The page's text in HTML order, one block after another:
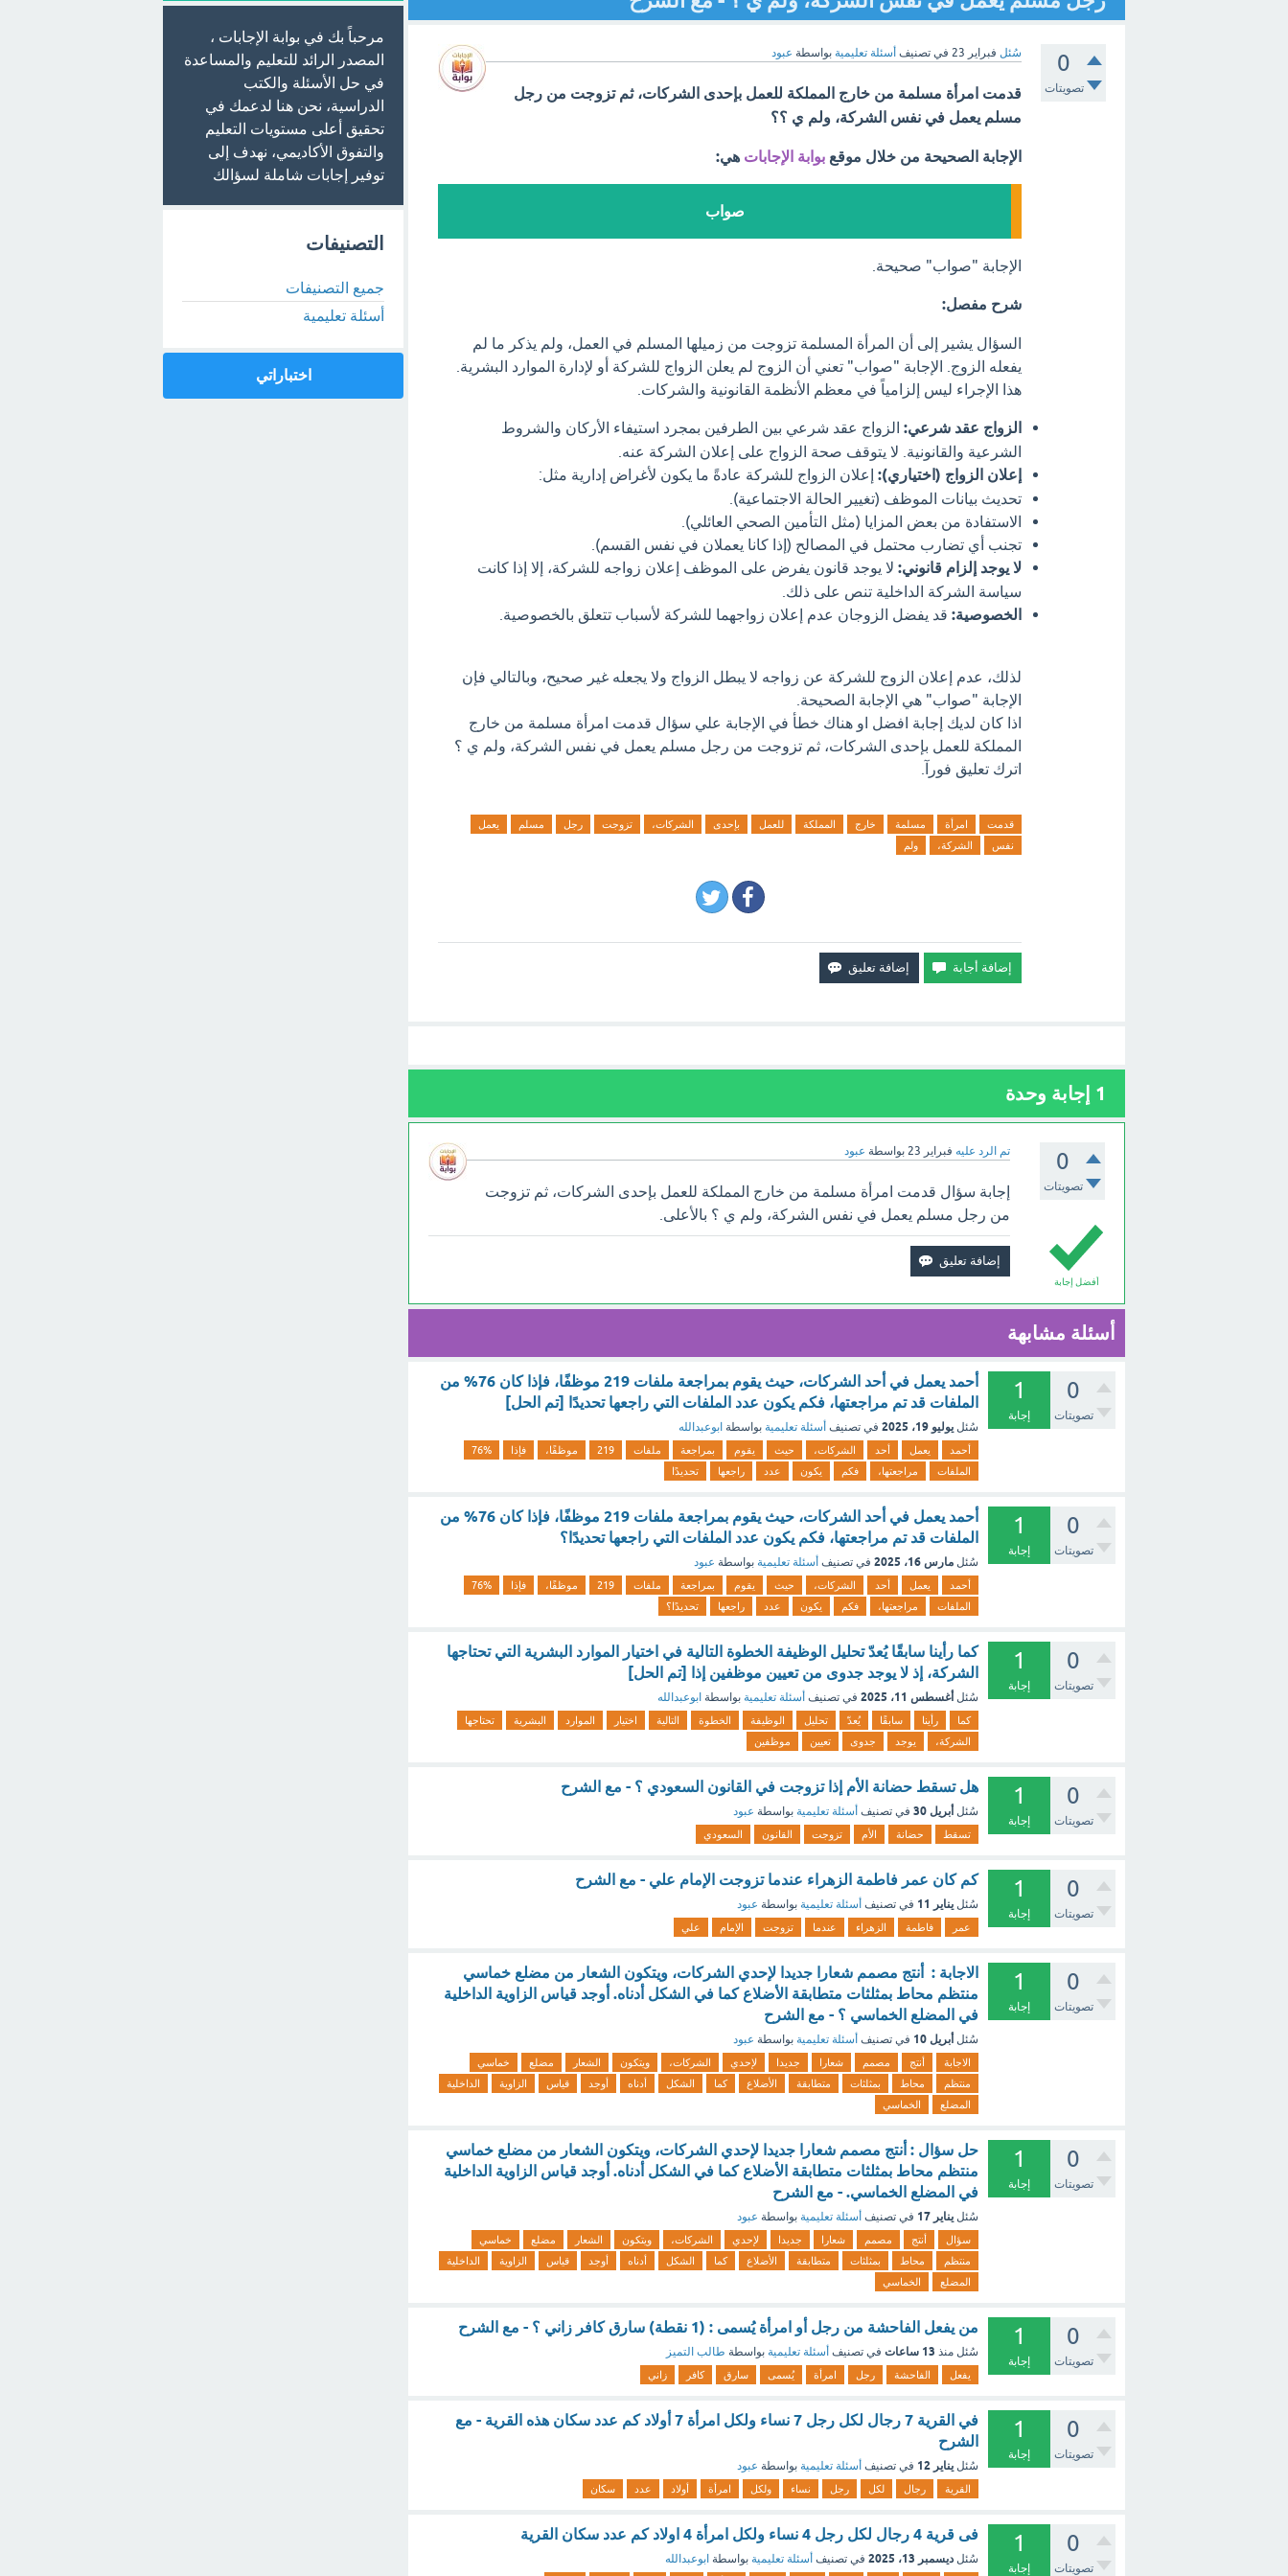
0
تصويتات
سُئل فبراير 23 في تصنيف أسئلة تعليمية بواسطة عبود
قدمت امرأة مسلمة من خارج المملكة للعمل بإحدى الشركات، ثم تزوجت من رجل
مسلم يعمل في نفس الشركة، ولم ي ؟؟
الإجابة الصحيحة من خلال موقع بوابة الإجابات هي:
صواب
الإجابة "صواب" صحيحة.
شرح مفصل:
السؤال يشير إلى أن المرأة المسلمة تزوجت من زميلها المسلم في العمل، ولم يذكر ما لم
يفعله الزوج. الإجابة "صواب" تعني أن الزوج لم يعلن الزواج للشركة أو لإدارة الموارد البشرية.
هذا الإجراء ليس إلزامياً في معظم الأنظمة القانونية والشركات.
الزواج عقد شرعي: الزواج عقد شرعي بين الطرفين بمجرد استيفاء الأركان والشروط
الشرعية والقانونية. لا يتوقف صحة الزواج على إعلان الشركة عنه.
إعلان الزواج (اختياري): إعلان الزواج للشركة عادةً ما يكون لأغراض إدارية مثل:
تحديث بيانات الموظف (تغيير الحالة الاجتماعية).
الاستفادة من بعض المزايا (مثل التأمين الصحي العائلي).
تجنب أي تضارب محتمل في المصالح (إذا كانا يعملان في نفس القسم).
لا يوجد إلزام قانوني: لا يوجد قانون يفرض على الموظف إعلان زواجه للشركة، إلا إذا كانت
سياسة الشركة الداخلية تنص على ذلك.
الخصوصية: قد يفضل الزوجان عدم إعلان زواجهما للشركة لأسباب تتعلق بالخصوصية.
لذلك، عدم إعلان الزوج للشركة عن زواجه لا يبطل الزواج ولا يجعله غير صحيح، وبالتالي فإن
الإجابة "صواب" هي الإجابة الصحيحة.
اذا كان لديك إجابة افضل او هناك خطأ في الإجابة علي سؤال قدمت امرأة مسلمة من خارج
المملكة للعمل بإحدى الشركات، ثم تزوجت من رجل مسلم يعمل في نفس الشركة، ولم ي ؟
اترك تعليق فورآ.
قدمت امرأة مسلمة خارج المملكة للعمل بإحدى الشركات، تزوجت رجل مسلم
يعمل
نفس
الشركة، ولم
1 إجابة وحدة
0
تصويتات
تم الرد عليه فبراير 23 بواسطة عبود
أفضل إجابة
إجابة سؤال قدمت امرأة مسلمة من خارج المملكة للعمل بإحدى الشركات، ثم تزوجت
من رجل مسلم يعمل في نفس الشركة، ولم ي ؟ بالأعلى.
أسئلة مشابهة
0
تصويتات
1
إجابة
أحمد يعمل في أحد الشركات، حيث يقوم بمراجعة ملفات 219 موظفًا، فإذا كان 76% من
الملفات قد تم مراجعتها، فكم يكون عدد الملفات التي راجعها تحديدًا [تم الحل]
سُئل يوليو 19، 2025 في تصنيف أسئلة تعليمية بواسطة ابوعبدالله
أحمد يعمل أحد الشركات، حيث يقوم بمراجعة ملفات 219 موظفًا، فإذا
76%
الملفات
مراجعتها، فكم يكون عدد راجعها تحديدًا
0
تصويتات
1
إجابة
أحمد يعمل في أحد الشركات، حيث يقوم بمراجعة ملفات 219 موظفًا، فإذا كان 76% من
الملفات قد تم مراجعتها، فكم يكون عدد الملفات التي راجعها تحديدًا؟
سُئل مارس 16، 2025 في تصنيف أسئلة تعليمية بواسطة عبود
أحمد يعمل أحد الشركات، حيث يقوم بمراجعة ملفات 219 موظفًا، فإذا
76%
الملفات
مراجعتها، فكم يكون عدد راجعها تحديدًا؟
0
تصويتات
1
إجابة
كما رأينا سابقًا يُعدّ تحليل الوظيفة الخطوة التالية في اختيار الموارد البشرية التي تحتاجها
الشركة، إذ لا يوجد جدوى من تعيين موظفين إذا [تم الحل]
سُئل أغسطس 11، 2025 في تصنيف أسئلة تعليمية بواسطة ابوعبدالله
كما رأينا سابقًا يُعدّ تحليل الوظيفة الخطوة التالية اختيار الموارد البشرية
تحتاجها
الشركة،
يوجد جدوى تعيين موظفين
0
تصويتات
1
إجابة
هل تسقط حضانة الأم إذا تزوجت في القانون السعودي ؟ - مع الشرح
سُئل أبريل 30 في تصنيف أسئلة تعليمية بواسطة عبود
تسقط حضانة الأم تزوجت القانون السعودي
0
تصويتات
1
إجابة
كم كان عمر فاطمة الزهراء عندما تزوجت الإمام علي - مع الشرح
سُئل يناير 11 في تصنيف أسئلة تعليمية بواسطة عبود
عمر فاطمة الزهراء عندما تزوجت الإمام علي
0
تصويتات
1
إجابة
الاجابة : أنتج مصمم شعارا جديدا لإحدي الشركات، ويتكون الشعار من مضلع خماسي
منتظم محاط بمثلثات متطابقة الأضلاع كما في الشكل أدناه. أوجد قياس الزاوية الداخلية
في المضلع الخماسي ؟ - مع الشرح
سُئل أبريل 10 في تصنيف أسئلة تعليمية بواسطة عبود
الاجابة أنتج مصمم شعارا جديدا لإحدي الشركات، ويتكون الشعار مضلع
خماسي
منتظم
محاط بمثلثات متطابقة الأضلاع كما الشكل أدناه أوجد قياس الزاوية
الداخلية
المضلع
الخماسي
0
تصويتات
1
إجابة
حل سؤال : أنتج مصمم شعارا جديدا لإحدي الشركات، ويتكون الشعار من مضلع خماسي
منتظم محاط بمثلثات متطابقة الأضلاع كما في الشكل أدناه. أوجد قياس الزاوية الداخلية
في المضلع الخماسي. - مع الشرح
سُئل يناير 17 في تصنيف أسئلة تعليمية بواسطة عبود
سؤال أنتج مصمم شعارا جديدا لإحدي الشركات، ويتكون الشعار مضلع
خماسي
منتظم
محاط بمثلثات متطابقة الأضلاع كما الشكل أدناه أوجد قياس الزاوية
الداخلية
المضلع
الخماسي
0
تصويتات
1
إجابة
من يفعل الفاحشة من رجل أو امرأة يُسمى : (1 نقطة) سارق كافر زاني ؟ - مع الشرح
سُئل منذ 13 ساعات في تصنيف أسئلة تعليمية بواسطة طالب التميز
يفعل الفاحشة رجل امرأة يُسمى سارق كافر زاني
0
تصويتات
1
إجابة
في القرية 7 رجال لكل رجل 7 نساء ولكل امرأة 7 أولاد كم عدد سكان هذه القرية - مع
الشرح
سُئل يناير 12 في تصنيف أسئلة تعليمية بواسطة عبود
القرية رجال لكل رجل نساء ولكل امرأة أولاد عدد سكان
0
تصويتات
1
إجابة
فى قرية 4 رجال لكل رجل 4 نساء ولكل امرأة 4 اولاد كم عدد سكان القرية
سُئل ديسمبر 13، 2025 في تصنيف أسئلة تعليمية بواسطة ابوعبدالله
مرحباً بك في بوابة الإجابات ،
المصدر الرائد للتعليم والمساعدة
في حل الأسئلة والكتب
الدراسية، نحن هنا لدعمك في
تحقيق أعلى مستويات التعليم
والتفوق الأكاديمي، نهدف إلى
توفير إجابات شاملة لسؤالك
التصنيفات
جميع التصنيفات
أسئلة تعليمية
اختباراتي